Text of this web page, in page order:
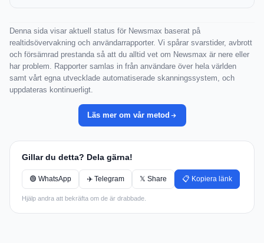
Denna sida visar aktuell status för Newsmax baserat på
realtidsövervakning och användarrapporter. Vi spårar svarstider, avbrott
och försämrad prestanda så att du alltid vet om Newsmax är nere eller
har problem. Rapporter samlas in från användare över hela världen
samt vårt egna utvecklade automatiserade skanningssystem, och
uppdateras kontinuerligt.
Läs mer om vår metod
Gillar du detta? Dela gärna!
🟢 WhatsApp ✈️ Telegram 𝕏 Share 📋 Kopiera länk
Hjälp andra att bekräfta om de är drabbade.